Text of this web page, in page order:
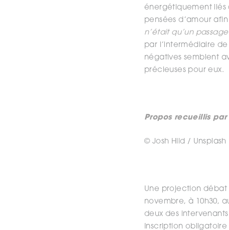
énergétiquement liés
pensées d’amour
n’était qu’un passage
par l’intermédiaire
négatives semblent
précieuses pour eux.
Propos recueillis
© Josh Hild / Unsplash
Une projection débat
novembre, à 10h30,
deux des
Inscription